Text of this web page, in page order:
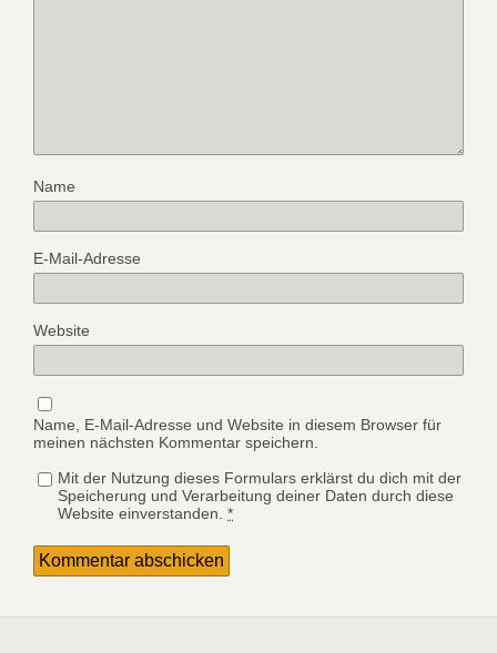
Name
E-Mail-Adresse
Website
Name, E-Mail-Adresse und Website in diesem Browser für
meinen nächsten Kommentar speichern.
Mit der Nutzung dieses Formulars erklärst du dich mit der
Speicherung und Verarbeitung deiner Daten durch diese
Website einverstanden. *